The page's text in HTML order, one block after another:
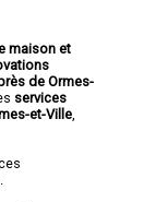
maison et
de Ormes-
services
et-Ville